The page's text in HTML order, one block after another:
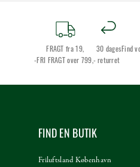
FRAGT fra 19,
-FRI FRAGT over 799,-
30 dages
returret
Find
FIND EN BUTIK
Friluftsland København